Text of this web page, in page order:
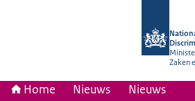
Zaken
Home Nieuws Nieuws